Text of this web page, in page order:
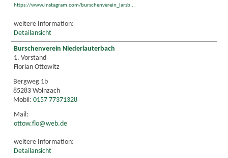
https://www.instagram.com/burschenverein_larsb...
weitere Information:
Detailansicht
Burschenverein Niederlauterbach
1. Vorstand
Florian Ottowitz
Bergweg 1b
85283 Wolnzach
Mobil: 0157 77371328
Mail:
ottow.flo@web.de
weitere Information:
Detailansicht